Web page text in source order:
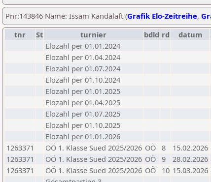
Pnr:143846 Name: Issam Kandalaft (Grafik Elo-Zeitreihe,
tnr
St turnier bdld rd datum
Elozahl per 01.01.2024
Elozahl per 01.04.2024
Elozahl per 01.07.2024
Elozahl per 01.10.2024
Elozahl per 01.01.2025
Elozahl per 01.04.2025
Elozahl per 01.07.2025
Elozahl per 01.10.2025
Elozahl per 01.01.2026
1263371
OÖ 1. Klasse Sued 2025/2026 OÖ 8 15.02.2026
1263371
OÖ 1. Klasse Sued 2025/2026 OÖ 9 28.02.2026
1263371
OÖ 1. Klasse Sued 2025/2026 OÖ 10 15.03.2026